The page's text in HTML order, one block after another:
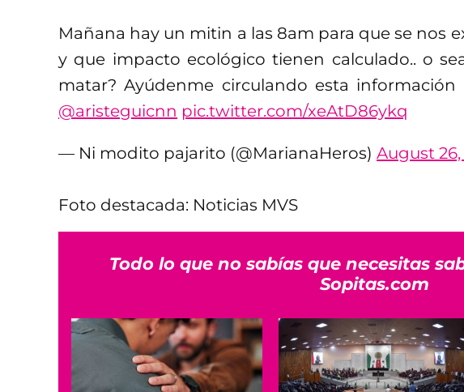
Mañana hay un mitin a las 8am para que se nos
y que impacto ecológico tienen calculado.. o
matar? Ayúdenme circulando esta información
@aristeguicnn pic.twitter.com/xeAtD86ykq
— Ni modito pajarito (@MarianaHeros) August 26,
Foto destacada: Noticias MVS
Todo lo que no sabías que necesitas
Sopitas.com